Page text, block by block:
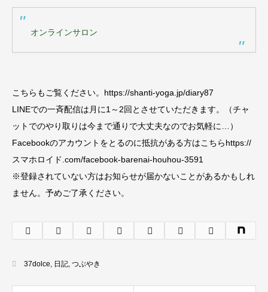
オンラインサロン
こちらもご覧ください。https://shanti-yoga.jp/diary87
LINEでの一斉配信は月に1～2回とさせていただきます。（チャ
ットでのやり取りは今まで通りで大丈夫なのでお気軽に…）
Facebookのアカウントをとるのに抵抗がある方はこちらhttps://
スマホロイド.com/facebook-barenai-houhou-3591
※登録されていない方はお知らせが届かないことがあるかもしれ
ません。予めご了承ください。
37dolce 日記 つぶやき